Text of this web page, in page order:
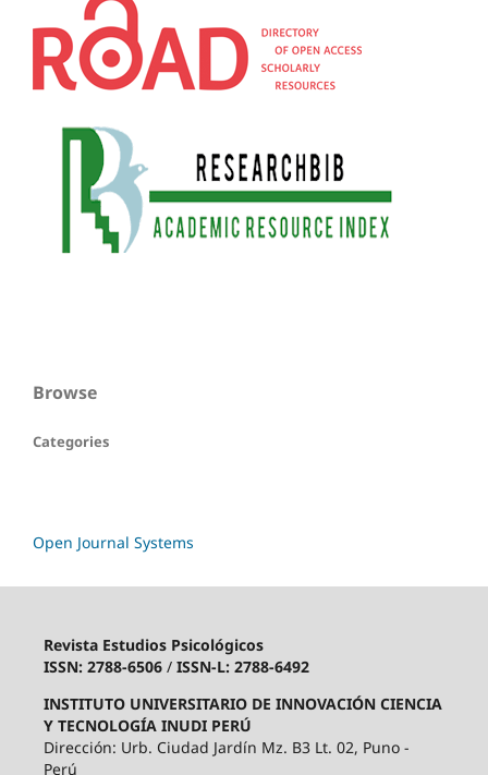
Browse
Categories
Open Journal Systems
Revista Estudios Psicológicos
ISSN: 2788-6506/ ISSN-L: 2788-6492
INSTITUTO UNIVERSITARIO DE INNOVACIÓN CIENCIA
Y TECNOLOGÍA INUDI PERÚ
Dirección: Urb. Ciudad Jardín Mz. B3 Lt. 02, Puno -
Perú